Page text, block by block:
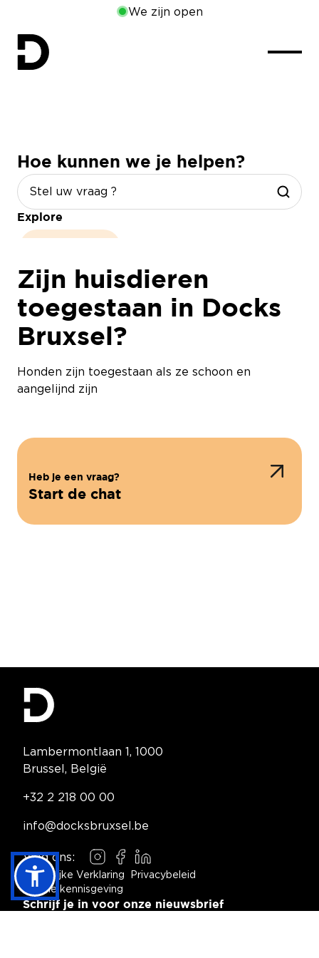
We zijn open
Hoe kunnen we je helpen?
Explore
Zijn huisdieren
toegestaan in Docks
Bruxsel?
Honden zijn toegestaan als ze schoon en
aangelijnd zijn
Heb je een vraag?
Start de chat
Contact Information
Lambermontlaan 1, 1000
Brussel, België
Telephone:
+32 2 218 00 00
Email:
info@docksbruxsel.be
Volg ons:
Instagram
Facebook
LinkedIn
Footer Navigation
Wettelijke Verklaring
Privacybeleid
Cookie kennisgeving
Schrijf je in voor onze nieuwsbrief